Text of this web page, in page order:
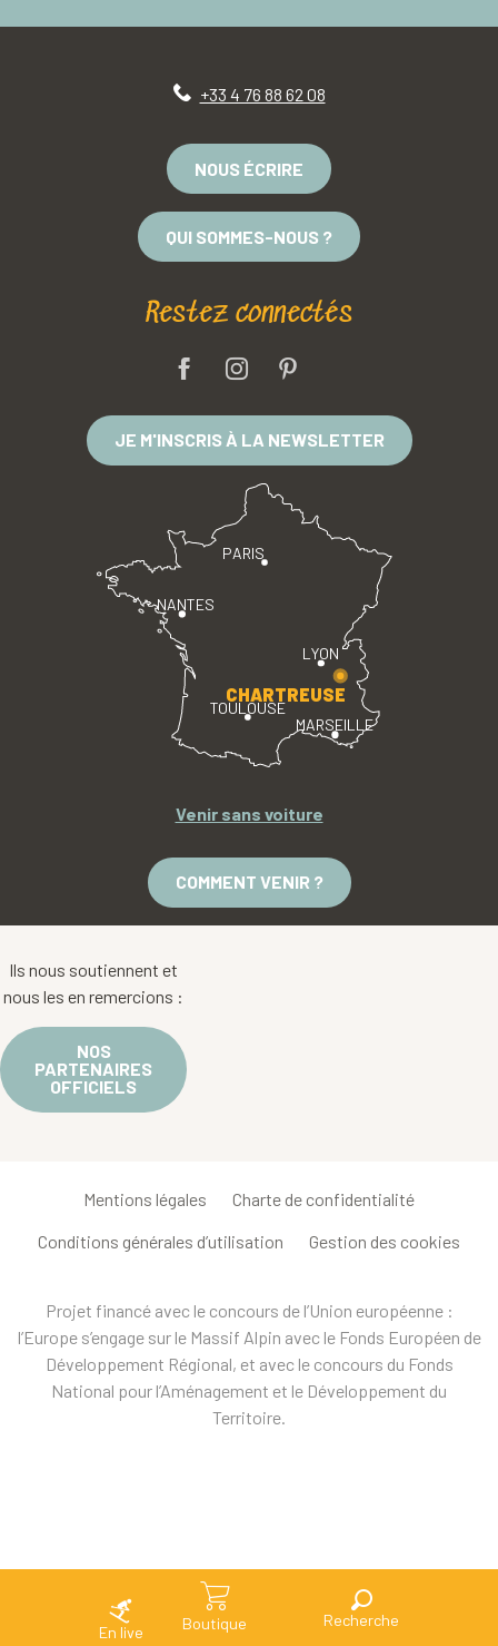
En live Boutique Recherche
+33 4 76 88 62 08
NOUS ÉCRIRE
QUI SOMMES-NOUS ?
Restez connectés
JE M'INSCRIS À LA NEWSLETTER
PARIS
LYON
TOULOUSE
MARSEILLE
NANTES
CHARTREUSE
Venir sans voiture
COMMENT VENIR ?
Ils nous soutiennent et
nous les en remercions :
NOS
PARTENAIRES
OFFICIELS
Mentions légales Charte de confidentialité
Conditions générales d’utilisation Gestion des cookies
Projet financé avec le concours de l’Union européenne :
l’Europe s’engage sur le Massif Alpin avec le Fonds Européen de
Développement Régional, et avec le concours du Fonds
National pour l’Aménagement et le Développement du
Territoire.